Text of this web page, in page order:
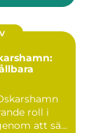
roll i
att sä...